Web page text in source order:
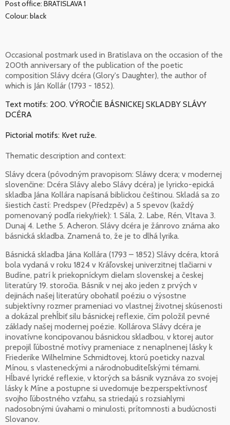
Post office: BRATISLAVA 1
Colour: black
Occasional postmark used in Bratislava on the occasion of the
200th anniversary of the publication of the poetic
composition Slávy dcéra (Glory's Daughter), the author of
which is Ján Kollár (1793 - 1852).
Text motifs: 200. VÝROČIE BÁSNICKEJ SKLADBY SLÁVY
DCÉRA
Pictorial motifs: Kvet ruže.
Thematic description and context:
Slávy dcera (pôvodným pravopisom: Sláwy dcera; v modernej
slovenčine: Dcéra Slávy alebo Slávy dcéra) je lyricko-epická
skladba Jána Kollára napísaná biblickou češtinou. Skladá sa zo
šiestich častí: Predspev (Předzpěv) a 5 spevov (každý
pomenovaný podľa rieky/riek): 1. Sála, 2. Labe, Rén, Vltava 3.
Dunaj 4. Lethe 5. Acheron. Slávy dcéra je žánrovo známa ako
básnická skladba. Znamená to, že je to dlhá lyrika.
Básnická skladba Jána Kollára (1793 – 1852) Slávy dcéra, ktorá
bola vydaná v roku 1824 v Kráľovskej univerzitnej tlačiarni v
Budíne, patrí k priekopníckym dielam slovenskej a českej
literatúry 19. storočia. Básnik v nej ako jeden z prvých v
dejinách našej literatúry obohatil poéziu o výsostne
subjektívny rozmer prameniaci vo vlastnej životnej skúsenosti
a dokázal prehĺbiť silu básnickej reflexie, čím položil pevné
základy našej modernej poézie. Kollárova Slávy dcéra je
inovatívne koncipovanou básnickou skladbou, v ktorej autor
prepojil ľúbostné motívy prameniace z nenaplnenej lásky k
Friederike Wilhelmine Schmidtovej, ktorú poeticky nazval
Mínou, s vlasteneckými a národnobuditeľskými témami.
Hĺbavé lyrické reflexie, v ktorých sa básnik vyznáva zo svojej
lásky k Míne a postupne si uvedomuje bezperspektívnosť
svojho ľúbostného vzťahu, sa striedajú s rozsiahlymi
nadosobnými úvahami o minulosti, prítomnosti a budúcnosti
Slovanov.